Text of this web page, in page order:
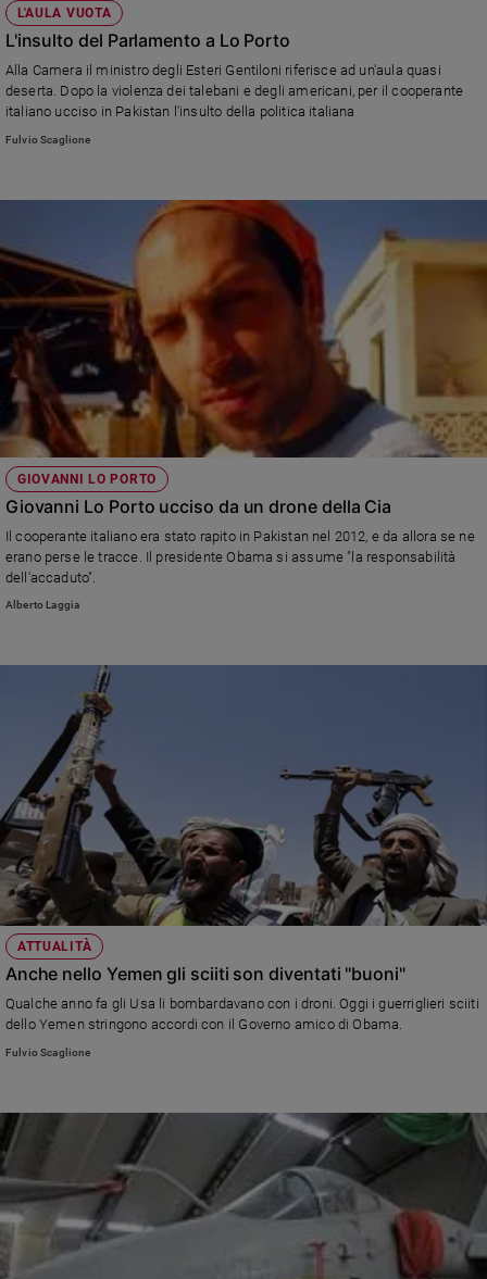
L'AULA VUOTA
L'insulto del Parlamento a Lo Porto
Alla Camera il ministro degli Esteri Gentiloni riferisce ad un'aula quasi
deserta. Dopo la violenza dei talebani e degli americani, per il cooperante
italiano ucciso in Pakistan l'insulto della politica italiana
Fulvio Scaglione
GIOVANNI LO PORTO
Giovanni Lo Porto ucciso da un drone della Cia
Il cooperante italiano era stato rapito in Pakistan nel 2012, e da allora se ne
erano perse le tracce. Il presidente Obama si assume "la responsabilità
dell'accaduto".
Alberto Laggia
ATTUALITÀ
Anche nello Yemen gli sciiti son diventati "buoni"
Qualche anno fa gli Usa li bombardavano con i droni. Oggi i guerriglieri sciiti
dello Yemen stringono accordi con il Governo amico di Obama.
Fulvio Scaglione